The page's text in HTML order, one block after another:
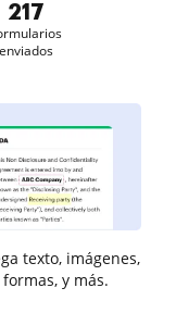
217
enviados
texto, imágenes,
y más.